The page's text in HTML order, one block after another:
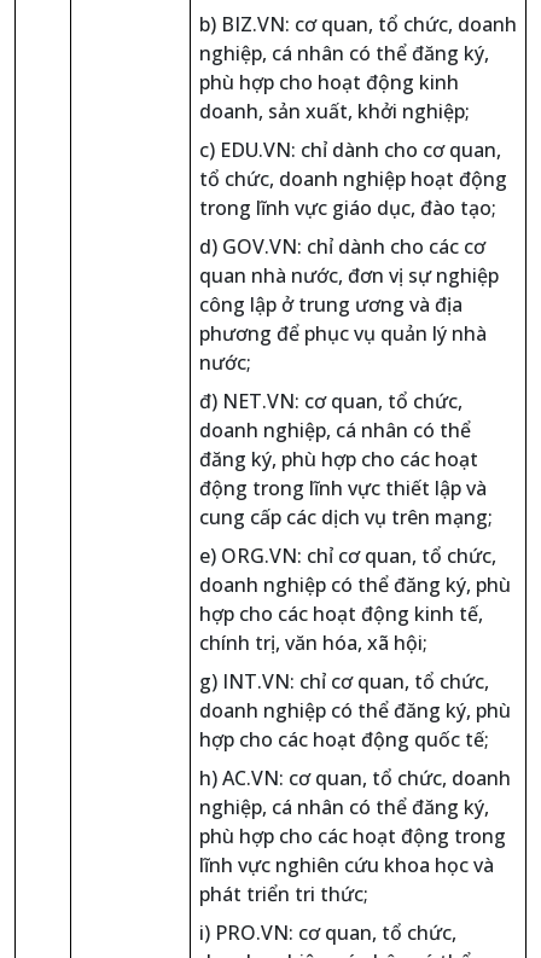
b) BIZ.VN: cơ quan, tổ chức, doanh
nghiệp, cá nhân có thể đăng ký,
phù hợp cho hoạt động kinh
doanh, sản xuất, khởi nghiệp;
c) EDU.VN: chỉ dành cho cơ quan,
tổ chức, doanh nghiệp hoạt động
trong lĩnh vực giáo dục, đào tạo;
d) GOV.VN: chỉ dành cho các cơ
quan nhà nước, đơn vị sự nghiệp
công lập ở trung ương và địa
phương để phục vụ quản lý nhà
nước;
đ) NET.VN: cơ quan, tổ chức,
doanh nghiệp, cá nhân có thể
đăng ký, phù hợp cho các hoạt
động trong lĩnh vực thiết lập và
cung cấp các dịch vụ trên mạng;
e) ORG.VN: chỉ cơ quan, tổ chức,
doanh nghiệp có thể đăng ký, phù
hợp cho các hoạt động kinh tế,
chính trị, văn hóa, xã hội;
g) INT.VN: chỉ cơ quan, tổ chức,
doanh nghiệp có thể đăng ký, phù
hợp cho các hoạt động quốc tế;
h) AC.VN: cơ quan, tổ chức, doanh
nghiệp, cá nhân có thể đăng ký,
phù hợp cho các hoạt động trong
lĩnh vực nghiên cứu khoa học và
phát triển tri thức;
i) PRO.VN: cơ quan, tổ chức,